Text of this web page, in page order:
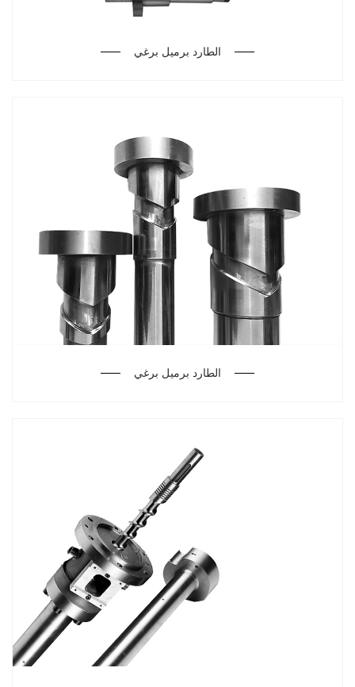
الطارد برميل برغي
الطارد برميل برغي